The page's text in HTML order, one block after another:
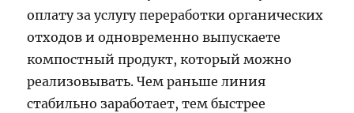
оплату за услугу переработки органических
отходов и одновременно выпускаете
компостный продукт, который можно
реализовывать. Чем раньше линия
стабильно заработает, тем быстрее